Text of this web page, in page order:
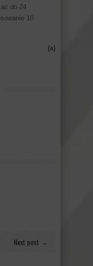
do 24
10
(a)
Next post →